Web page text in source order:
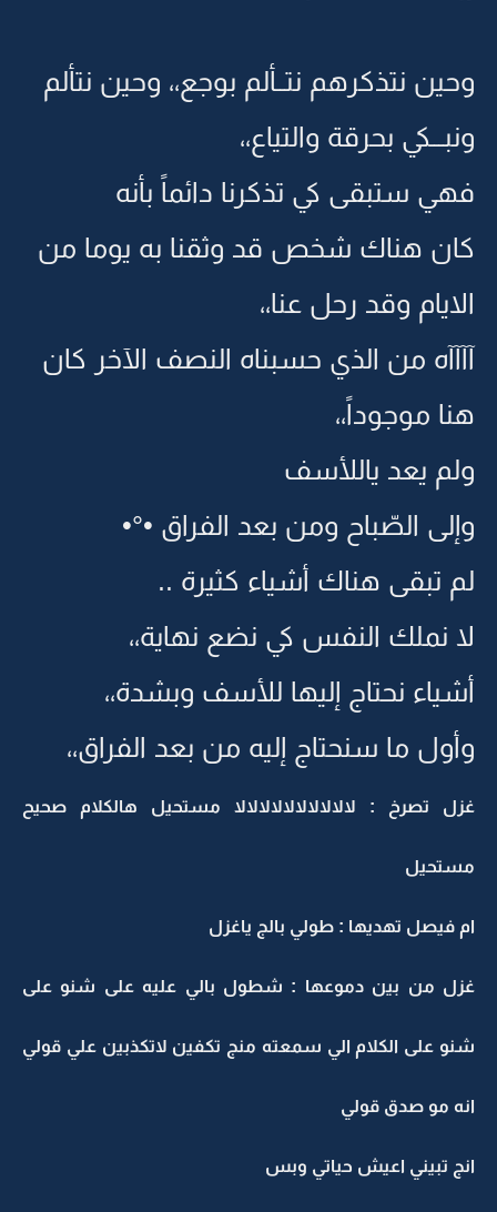
وحين نتذكرهم نتــألم بوجع،، وحين نتألم
ونبـــكي بحرقة والتياع،،
فهي ستبقى كي تذكرنا دائماً بأنه
كان هناك شخص قد وثقنا به يوما من
الايام وقد رحل عنا،،
آآآآه من الذي حسبناه النصف الآخر كان
هنا موجوداً،،
ولم يعد ياللأسف
وإلى الصّباح ومن بعد الفراق •°•
لم تبقى هناك أشياء كثيرة ..
لا نملك النفس كي نضع نهاية،،
أشياء نحتاج إليها للأسف وبشدة،،
وأول ما سنحتاج إليه من بعد الفراق،،
غزل تصرخ : لالالالالالالالالالا مستحيل هالكلام صحيح
مستحيل
ام فيصل تهديها : طولي بالج ياغزل
غزل من بين دموعها : شطول بالي عليه على شنو على
شنو على الكلام الي سمعته منج تكفين لاتكذبين علي قولي
انه مو صدق قولي
انج تبيني اعيش حياتي وبس